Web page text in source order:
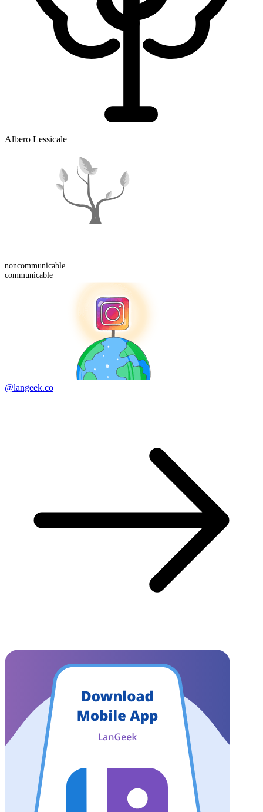
Albero Lessicale
noncommunicable
communicable
@langeek.co